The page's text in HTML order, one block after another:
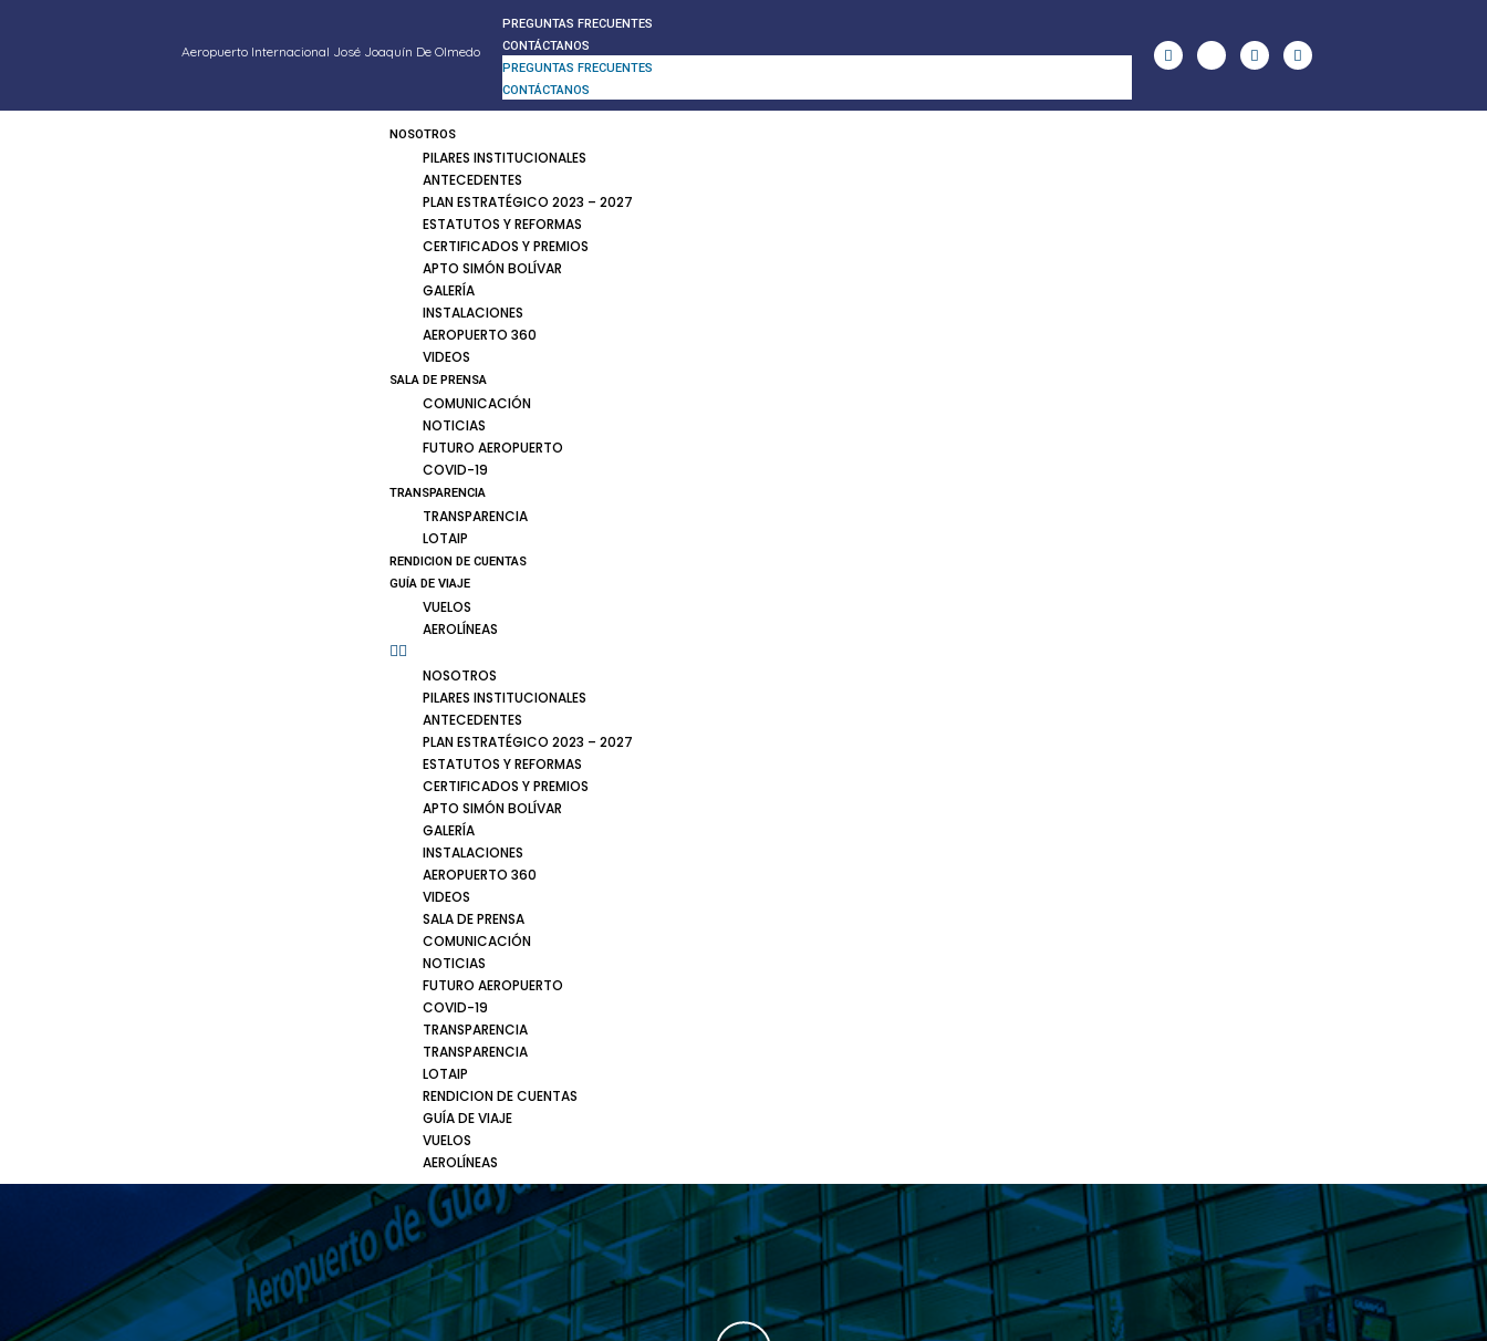
Aeropuerto Internacional José Joaquín De Olmedo
PREGUNTAS FRECUENTES
CONTÁCTANOS
PREGUNTAS FRECUENTES
CONTÁCTANOS
NOSOTROS
PILARES INSTITUCIONALES
ANTECEDENTES
PLAN ESTRATÉGICO 2023 – 2027
ESTATUTOS Y REFORMAS
CERTIFICADOS Y PREMIOS
APTO SIMÓN BOLÍVAR
GALERÍA
INSTALACIONES
AEROPUERTO 360
VIDEOS
SALA DE PRENSA
COMUNICACIÓN
NOTICIAS
FUTURO AEROPUERTO
COVID-19
TRANSPARENCIA
TRANSPARENCIA
LOTAIP
RENDICION DE CUENTAS
GUÍA DE VIAJE
VUELOS
AEROLÍNEAS
NOSOTROS
PILARES INSTITUCIONALES
ANTECEDENTES
PLAN ESTRATÉGICO 2023 – 2027
ESTATUTOS Y REFORMAS
CERTIFICADOS Y PREMIOS
APTO SIMÓN BOLÍVAR
GALERÍA
INSTALACIONES
AEROPUERTO 360
VIDEOS
SALA DE PRENSA
COMUNICACIÓN
NOTICIAS
FUTURO AEROPUERTO
COVID-19
TRANSPARENCIA
TRANSPARENCIA
LOTAIP
RENDICION DE CUENTAS
GUÍA DE VIAJE
VUELOS
AEROLÍNEAS